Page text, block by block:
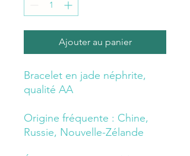
Ajouter au panier
Bracelet en jade néphrite,
qualité AA
Origine fréquente : Chine,
Russie, Nouvelle-Zélande